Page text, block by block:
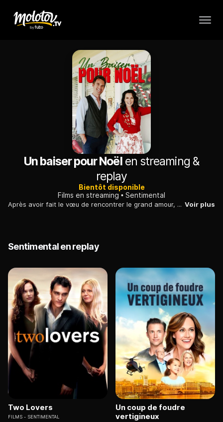
Un baiser pour Noëlen streaming &
replay
Bientôt disponible
Films en streaming
Sentimental
Après avoir fait le vœu de rencontrer le grand amour, une jeune femme est prise au dépourvu dès le lendemain quand elle rencontre un charmant jeune homme. Voir plus
Sentimental en replay
Two Lovers
FILMS SENTIMENTAL
Un coup de foudre
vertigineux